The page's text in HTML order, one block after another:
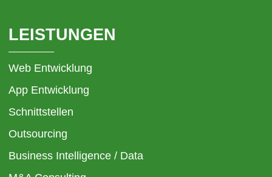
LEISTUNGEN
Web Entwicklung
App Entwicklung
Schnittstellen
Outsourcing
Business Intelligence / Data